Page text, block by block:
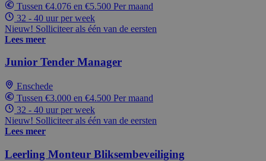
Tussen €4.076 en €5.500 Per maand
32 - 40 uur per week
Nieuw! Solliciteer als één van de eersten
Lees meer
Junior Tender Manager
Enschede
Tussen €3.000 en €4.500 Per maand
32 - 40 uur per week
Nieuw! Solliciteer als één van de eersten
Lees meer
Leerling Monteur Bliksembeveiliging